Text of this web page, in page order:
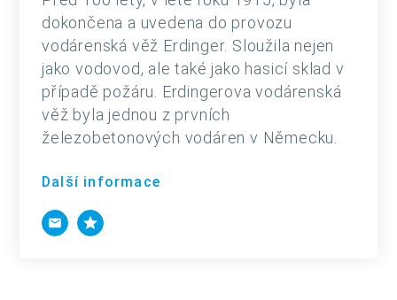
dokončena a uvedena do provozu
vodárenská věž Erdinger. Sloužila nejen
jako vodovod, ale také jako hasicí sklad v
případě požáru. Erdingerova vodárenská
věž byla jednou z prvních
železobetonových vodáren v Německu.
Další informace